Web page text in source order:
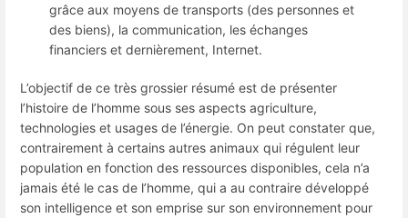
grâce aux moyens de transports (des personnes et
des biens), la communication, les échanges
financiers et dernièrement, Internet.
L’objectif de ce très grossier résumé est de présenter
l’histoire de l’homme sous ses aspects agriculture,
technologies et usages de l’énergie. On peut constater que,
contrairement à certains autres animaux qui régulent leur
population en fonction des ressources disponibles, cela n’a
jamais été le cas de l’homme, qui a au contraire développé
son intelligence et son emprise sur son environnement pour